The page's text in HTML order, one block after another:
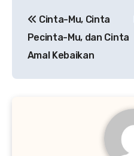
pos
Cinta-Mu, Cinta
Pecinta-Mu, dan Cinta
Amal Kebaikan